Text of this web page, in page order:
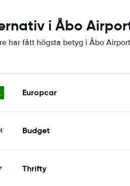
i Åbo
har fått högsta betyg i Åbo
Europcar
Budget
Thrifty